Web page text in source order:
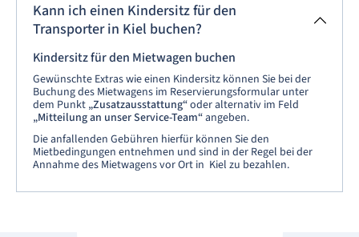
Kann ich einen Kindersitz für den
Transporter in Kiel buchen?
Kindersitz für den Mietwagen buchen
Gewünschte Extras wie einen Kindersitz können Sie bei der
Buchung des Mietwagens im Reservierungsformular unter
dem Punkt „Zusatzausstattung“oder alternativ im Feld
„Mitteilung an unser Service-Team“angeben.
Die anfallenden Gebühren hierfür können Sie den
Mietbedingungen entnehmen und sind in der Regel bei der
Annahme des Mietwagens vor Ort in Kiel zu bezahlen.